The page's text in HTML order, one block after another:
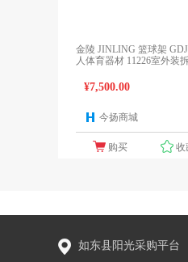
金陵 JINLING 篮球架 GDJ-3B成
人体育器材 11226室外装
¥7,500.00
今扬商城
购买 收
如东县阳光采购平台